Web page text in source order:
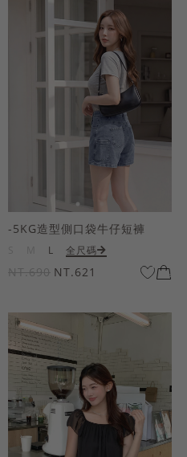
-5KG造型側口袋牛仔短褲
L 全尺碼
NT.690 NT.621